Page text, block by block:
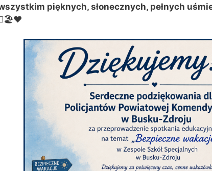
pięknych, słonecznych, pełnych